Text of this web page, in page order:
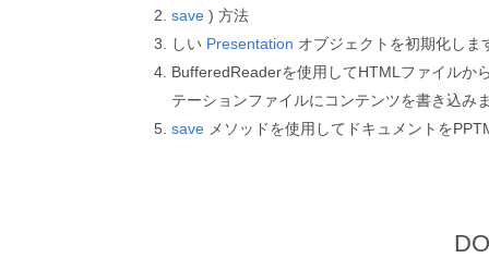
save ) 方法
しい Presentation オブジェクトを初期化しま
BufferedReaderを使用してHTMLファイルか
テーションファイルにコンテンツを書き込み
save メソッドを使用してドキュメントを